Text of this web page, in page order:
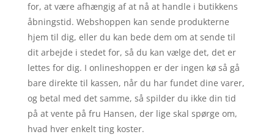
for, at være afhængig af at nå at handle i butikkens
åbningstid. Webshoppen kan sende produkterne
hjem til dig, eller du kan bede dem om at sende til
dit arbejde i stedet for, så du kan vælge det, det er
lettes for dig. I onlineshoppen er der ingen kø så gå
bare direkte til kassen, når du har fundet dine varer,
og betal med det samme, så spilder du ikke din tid
på at vente på fru Hansen, der lige skal spørge om,
hvad hver enkelt ting koster.